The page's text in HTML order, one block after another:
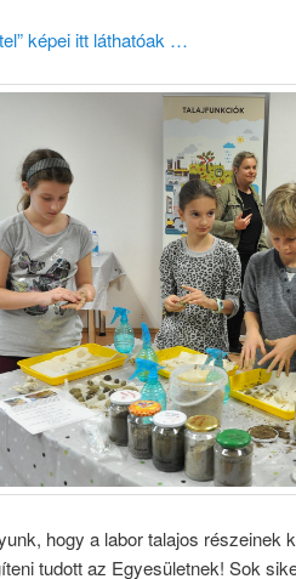
képei itt láthatóak …
hogy a labor talajos részeinek
tudott az Egyesületnek! Sok